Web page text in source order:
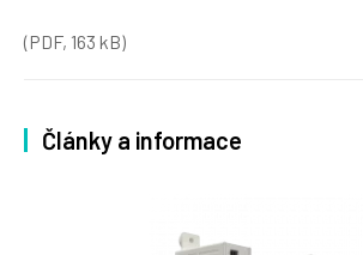
(PDF, 163 kB)
Články a informace